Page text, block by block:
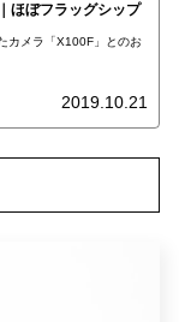
ほぼフラッグシップ
カメラ「X100F」とのお
2019.10.21